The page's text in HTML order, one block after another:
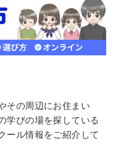
その周辺にお住まい
学びの場を探している
ール情報をご紹介して